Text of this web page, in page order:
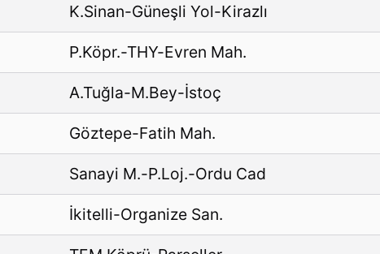
K.Sinan-Güneşli Yol-Kirazlı
P.Köpr.-THY-Evren Mah.
A.Tuğla-M.Bey-İstoç
Göztepe-Fatih Mah.
Sanayi M.-P.Loj.-Ordu Cad
İkitelli-Organize San.